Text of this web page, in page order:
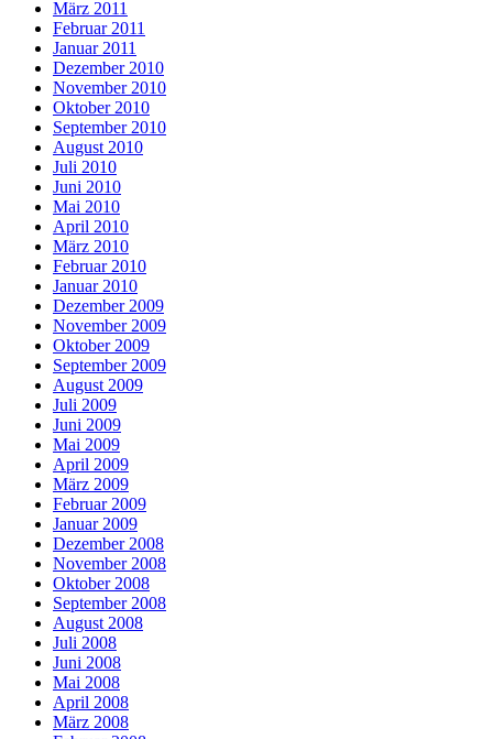
März 2011
Februar 2011
Januar 2011
Dezember 2010
November 2010
Oktober 2010
September 2010
August 2010
Juli 2010
Juni 2010
Mai 2010
April 2010
März 2010
Februar 2010
Januar 2010
Dezember 2009
November 2009
Oktober 2009
September 2009
August 2009
Juli 2009
Juni 2009
Mai 2009
April 2009
März 2009
Februar 2009
Januar 2009
Dezember 2008
November 2008
Oktober 2008
September 2008
August 2008
Juli 2008
Juni 2008
Mai 2008
April 2008
März 2008